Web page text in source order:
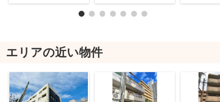
エリアの近い物件